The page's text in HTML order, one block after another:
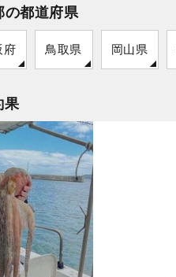
の都道府県
府 鳥取県 岡山県
果